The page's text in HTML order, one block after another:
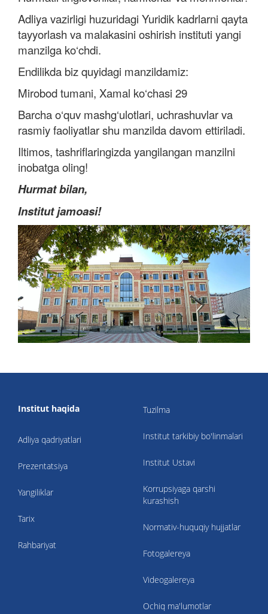
Adliya vazirligi huzuridagi Yuridik kadrlarni qayta
tayyorlash va malakasini oshirish instituti yangi
manzilga ko‘chdi.
Endilikda biz quyidagi manzildamiz:
Mirobod tumani, Xamal ko‘chasi 29
Barcha o‘quv mashg‘ulotlari, uchrashuvlar va
rasmiy faoliyatlar shu manzilda davom ettiriladi.
Iltimos, tashriflaringizda yangilangan manzilni
inobatga oling!
Hurmat bilan,
Institut jamoasi!
Institut haqida
Adliya qadriyatlari
Prezentatsiya
Yangiliklar
Tarix
Rahbariyat
Tuzilma
Institut tarkibiy bo'linmalari
Institut Ustavi
Korrupsiyaga qarshi
kurashish
Normativ-huquqiy hujjatlar
Fotogalereya
Videogalereya
Ochiq ma'lumotlar